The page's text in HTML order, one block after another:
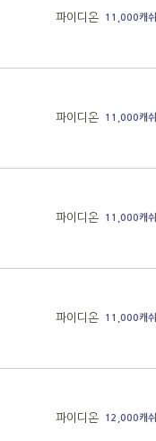
파이디온 11,000캐쉬
파이디온 11,000캐쉬
파이디온 11,000캐쉬
파이디온 11,000캐쉬
파이디온 12,000캐쉬